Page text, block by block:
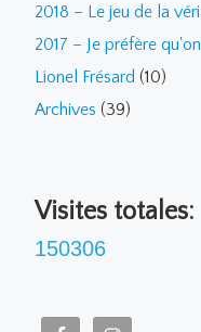
2018 – Le jeu de la
2017 – Je préfère
Lionel Frésard (10)
Archives (39)
Visites totales:
150306